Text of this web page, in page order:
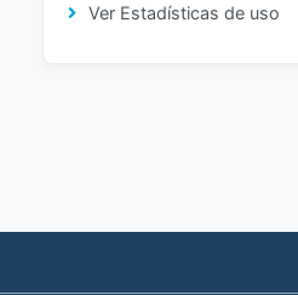
Ver Estadísticas de uso